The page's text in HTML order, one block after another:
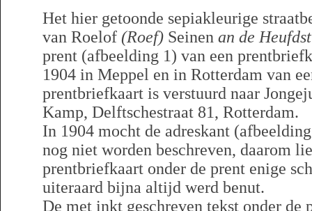
Het hier getoonde sepiakleurige
van Roelof (Roef) Seinen an de
prent (afbeelding 1) van een
1904 in Meppel en in Rotterdam van
prentbriefkaart is verstuurd naar
Kamp, Delftschestraat 81, Rotterdam.
In 1904 mocht de adreskant
nog niet worden beschreven, daarom
prentbriefkaart onder de prent enige
uiteraard bijna altijd werd benut.
De met inkt geschreven tekst onder de